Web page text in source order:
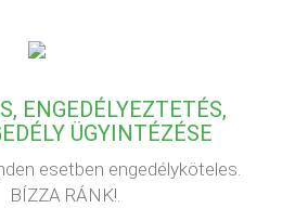
ENGEDÉLYEZTETÉS,
ÜGYINTÉZÉSE
esetben engedélyköteles.
BÍZZA RÁNK!.